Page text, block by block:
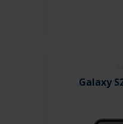
Galaxy